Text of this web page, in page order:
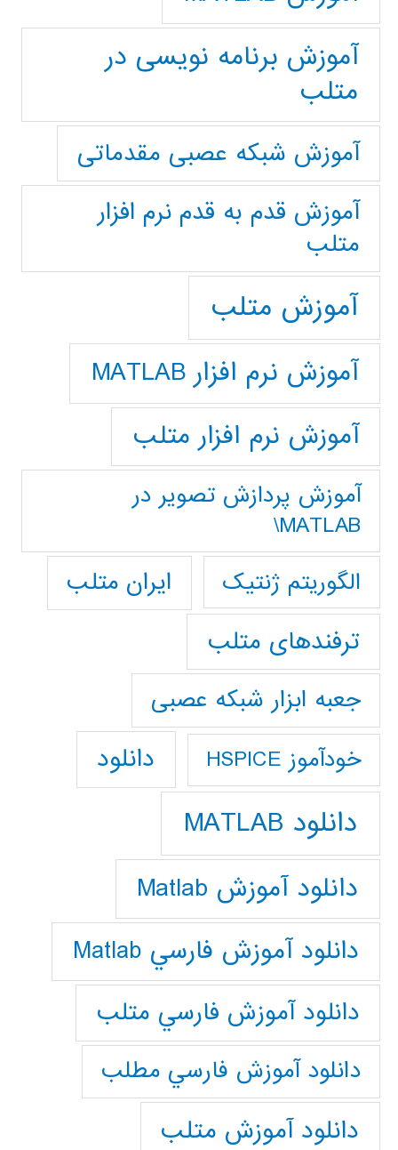
آموزش برنامه نویسی در
متلب
آموزش شبکه عصبی مقدماتی
آموزش قدم به قدم نرم افزار
متلب
آموزش متلب
آموزش نرم افزار MATLAB
آموزش نرم افزار متلب
آموزش پردازش تصوير در
MATLAB\
الگوریتم ژنتیک
ایران متلب
ترفندهای متلب
جعبه ابزار شبکه عصبی
خودآموز HSPICE دانلود
دانلود MATLAB
دانلود آموزش Matlab
دانلود آموزش فارسي Matlab
دانلود آموزش فارسي متلب
دانلود آموزش فارسي مطلب
دانلود آموزش متلب